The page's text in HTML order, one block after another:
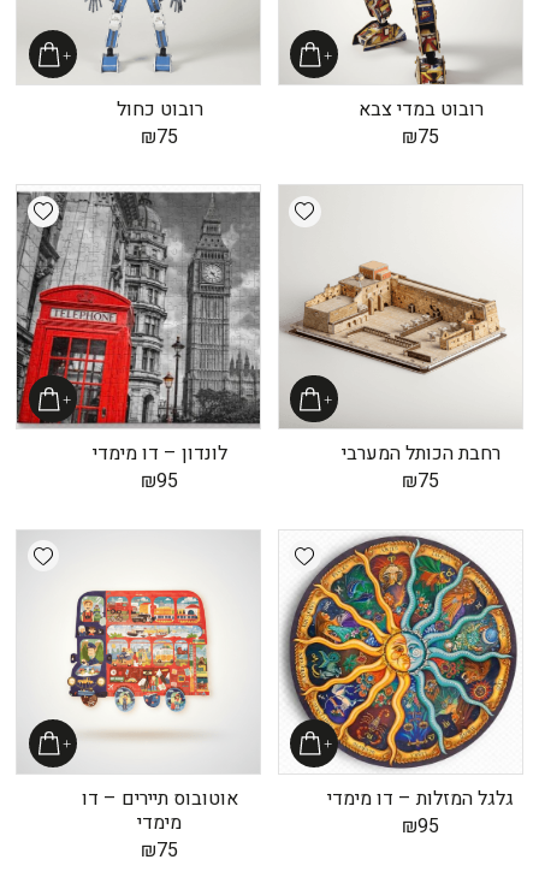
רובוט במדי צבא
₪75
רובוט כחול
₪75
Add wishlist
רחבת הכותל המערבי
₪75
לונדון – דו מימדי
₪95
Add wishlist
גלגל המזלות – דו מימדי
₪95
אוטובוס תיירים – דו
מימדי
₪75